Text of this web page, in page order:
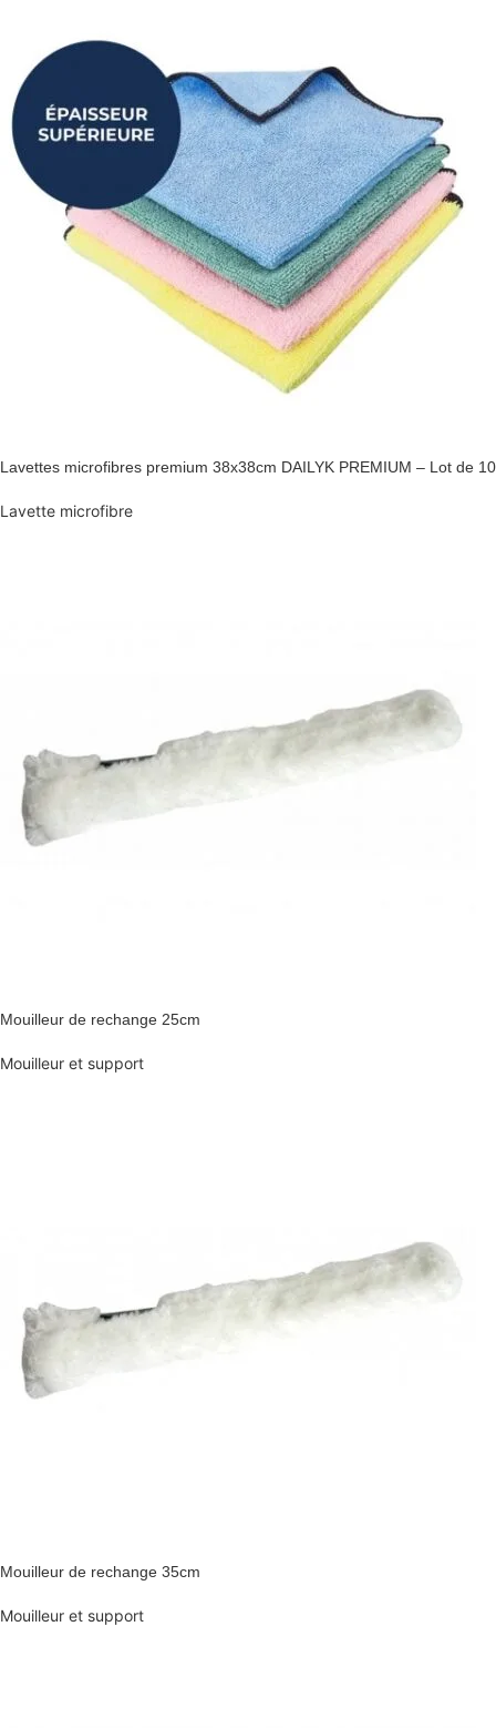
Lavettes microfibres premium 38x38cm DAILYK PREMIUM – Lot de 10
Lavette microfibre
Mouilleur de rechange 25cm
Mouilleur et support
Mouilleur de rechange 35cm
Mouilleur et support